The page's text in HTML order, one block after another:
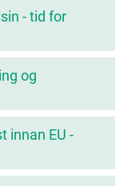
- tid for
og
innan EU -